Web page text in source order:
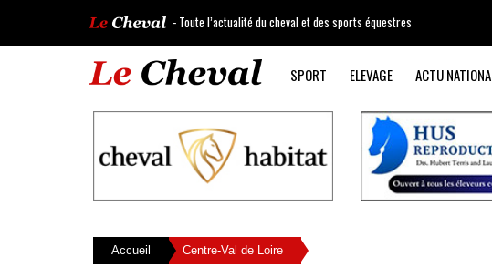
- Toute l’actualité du cheval et des sports équestres
SPORT ELEVAGE ACTU
Accueil Centre-Val de Loire